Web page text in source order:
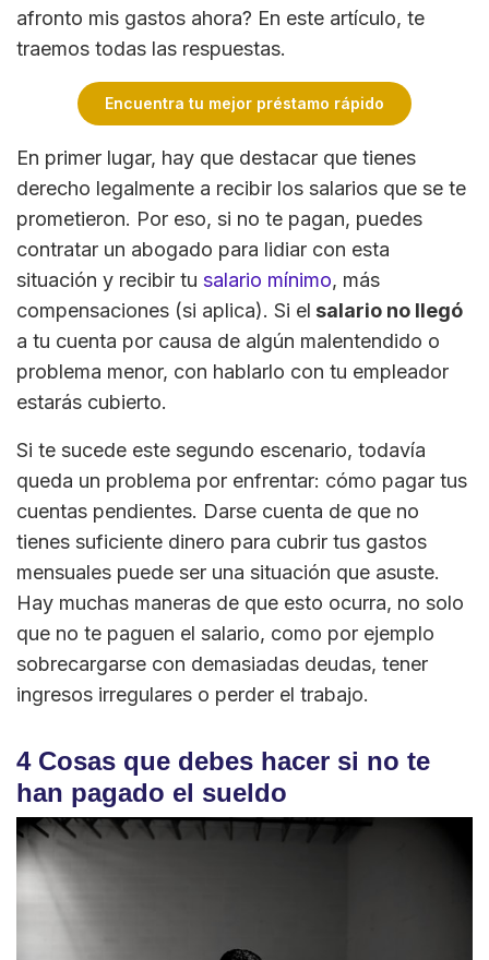
afronto mis gastos ahora? En este artículo, te
traemos todas las respuestas.
Encuentra tu mejor préstamo rápido
En primer lugar, hay que destacar que tienes
derecho legalmente a recibir los salarios que se te
prometieron. Por eso, si no te pagan, puedes
contratar un abogado para lidiar con esta
situación y recibir tu salario mínimo, más
compensaciones (si aplica). Si el salario no llegó
a tu cuenta por causa de algún malentendido o
problema menor, con hablarlo con tu empleador
estarás cubierto.
Si te sucede este segundo escenario, todavía
queda un problema por enfrentar: cómo pagar tus
cuentas pendientes. Darse cuenta de que no
tienes suficiente dinero para cubrir tus gastos
mensuales puede ser una situación que asuste.
Hay muchas maneras de que esto ocurra, no solo
que no te paguen el salario, como por ejemplo
sobrecargarse con demasiadas deudas, tener
ingresos irregulares o perder el trabajo.
4 Cosas que debes hacer si no te
han pagado el sueldo